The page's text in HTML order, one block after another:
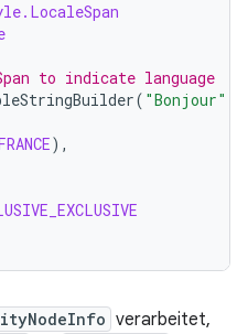
to indicate language
( "Bonjour"
),
verarbeitet,